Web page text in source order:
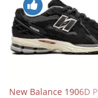
New Balance 1906D